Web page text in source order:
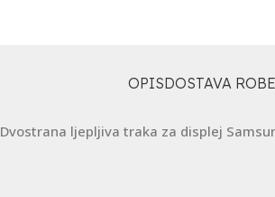
OPISDOSTAVA ROBE
Dvostrana ljepljiva traka za displej